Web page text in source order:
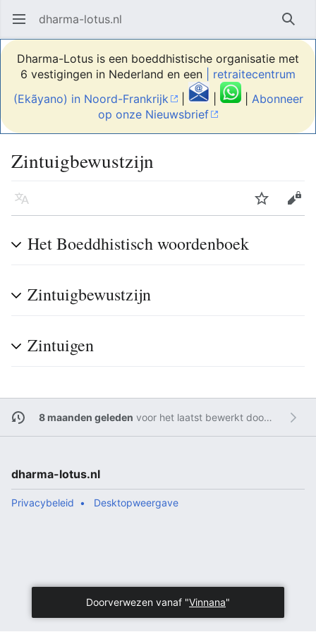
Hoofdmenu openen dharma-lotus.nl
Dharma-Lotus is een boeddhistische organisatie met
6 vestigingen in Nederland en een
| retraitecentrum
(Ekãyano) in Noord-Frankrijk
| | Abonneer
op onze Nieuwsbrief
Zintuigbewustzijn
Taal Volgen Bewerken
Het Boeddhistisch woordenboek
Zintuigbewustzijn
Zintuigen
8 maanden geleden voor het laatst bewerkt door Admin
dharma-lotus.nl
Privacybeleid Desktopweergave
Doorverwezen vanaf "Vinnana"